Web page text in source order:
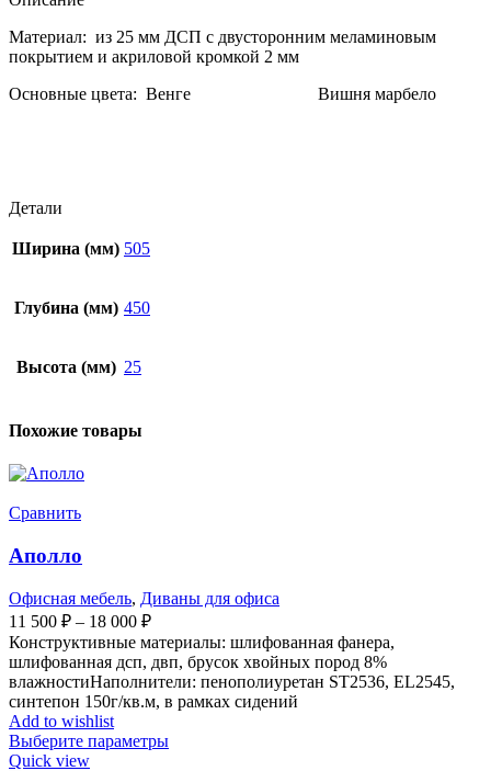
Материал: из 25 мм ДСП с двусторонним меламиновым
покрытием и акриловой кромкой 2 мм
Основные цвета: Венге Вишня марбело
Детали
Ширина (мм) 505
Глубина (мм) 450
Высота (мм) 25
Похожие товары
Сравнить
Аполло
Офисная мебель, Диваны для офиса
11 500 ₽ – 18 000 ₽
Конструктивные материалы: шлифованная фанера,
шлифованная дсп, двп, брусок хвойных пород 8%
влажностиНаполнители: пенополиуретан ST2536, EL2545,
синтепон 150г/кв.м, в рамках сидений
Add to wishlist
Выберите параметры
Quick view